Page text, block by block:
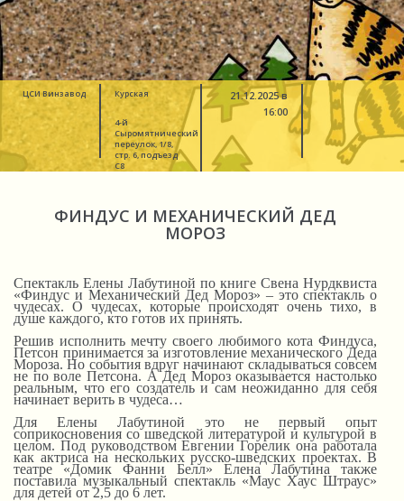
ЦСИ Винзавод Курская
4-й
Сыромятнический
переулок, 1/8,
стр. 6, подъезд
C8
21.12.2025 в
16:00
ФИНДУС И МЕХАНИЧЕСКИЙ ДЕД
МОРОЗ
Спектакль Елены Лабутиной по книге Свена Нурдквиста
«Финдус и Механический Дед Мороз» – это спектакль о
чудесах. О чудесах, которые происходят очень тихо, в
душе каждого, кто готов их принять.
Решив исполнить мечту своего любимого кота Финдуса,
Петсон принимается за изготовление механического Деда
Мороза. Но события вдруг начинают складываться совсем
не по воле Петсона. А Дед Мороз оказывается настолько
реальным, что его создатель и сам неожиданно для себя
начинает верить в чудеса…
Для Елены Лабутиной это не первый опыт
соприкосновения со шведской литературой и культурой в
целом. Под руководством Евгении Горелик она работала
как актриса на нескольких русско-шведских проектах. В
театре «Домик Фанни Белл» Елена Лабутина также
поставила музыкальный спектакль «Маус Хаус Штраус»
для детей от 2,5 до 6 лет.